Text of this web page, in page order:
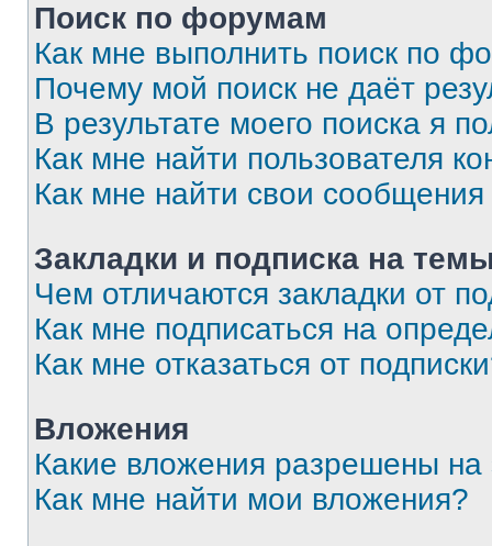
Поиск по форумам
Как мне выполнить поиск по
Почему мой поиск не даёт
В результате моего поиска я
Как мне найти пользователя
Как мне найти свои
Закладки и подписка на
Чем отличаются закладки от
Как мне подписаться на
Как мне отказаться от
Вложения
Какие вложения разрешены
Как мне найти мои вложения?